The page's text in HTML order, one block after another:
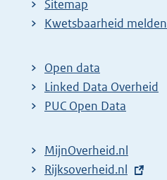
Sitemap
E
t
e
r
l
i
Kwetsbaarheid melden
Open data
Linked Data Overheid
PUC Open Data
MijnOverheid.nl
E
Rijksoverheid.nl